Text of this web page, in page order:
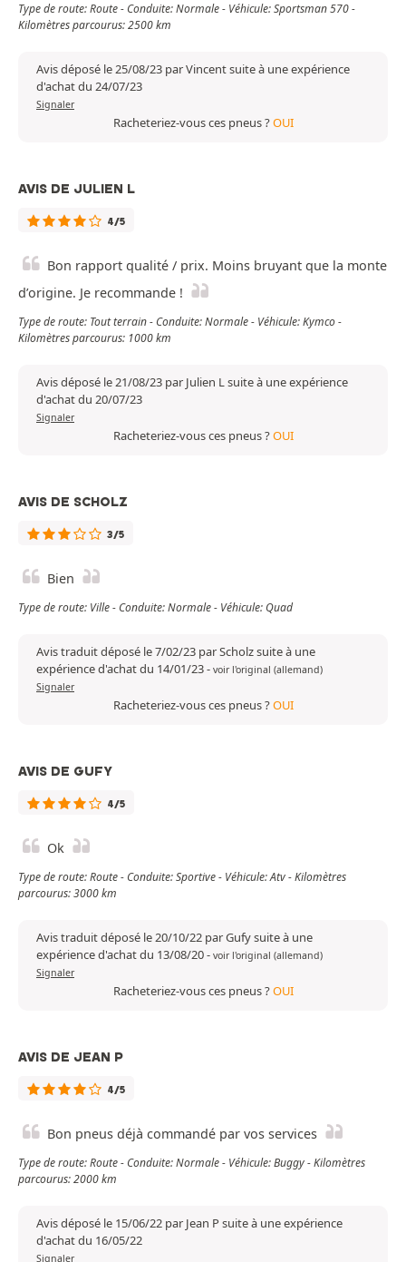
Type de route: Route - Conduite: Normale - Véhicule: Sportsman 570 -
Kilomètres parcourus: 2500 km
Avis déposé le 25/08/23 par Vincent suite à une expérience
d'achat du 24/07/23
Signaler
Racheteriez-vous ces pneus ?OUI
AVIS DE JULIEN L
4/5
Bon rapport qualité / prix. Moins bruyant que la monte
d’origine. Je recommande !
Type de route: Tout terrain - Conduite: Normale - Véhicule: Kymco -
Kilomètres parcourus: 1000 km
Avis déposé le 21/08/23 par Julien L suite à une expérience
d'achat du 20/07/23
Signaler
Racheteriez-vous ces pneus ?OUI
AVIS DE SCHOLZ
3/5
Bien
Type de route: Ville - Conduite: Normale - Véhicule: Quad
Avis traduit déposé le 7/02/23 par Scholz suite à une
expérience d'achat du 14/01/23- voir l'original (allemand)
Signaler
Racheteriez-vous ces pneus ?OUI
AVIS DE GUFY
4/5
Ok
Type de route: Route - Conduite: Sportive - Véhicule: Atv - Kilomètres
parcourus: 3000 km
Avis traduit déposé le 20/10/22 par Gufy suite à une
expérience d'achat du 13/08/20- voir l'original (allemand)
Signaler
Racheteriez-vous ces pneus ?OUI
AVIS DE JEAN P
4/5
Bon pneus déjà commandé par vos services
Type de route: Route - Conduite: Normale - Véhicule: Buggy - Kilomètres
parcourus: 2000 km
Avis déposé le 15/06/22 par Jean P suite à une expérience
d'achat du 16/05/22
Signaler